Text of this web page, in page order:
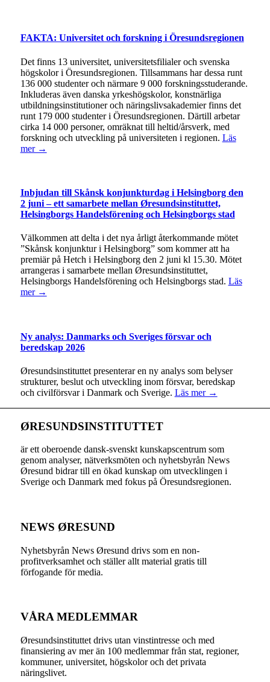
FAKTA: Universitet och forskning i Öresundsregionen
Det finns 13 universitet, universitetsfilialer och svenska
högskolor i Öresundsregionen. Tillsammans har dessa runt
136 000 studenter och närmare 9 000 forskningsstuderande.
Inkluderas även danska yrkeshögskolor, konstnärliga
utbildningsinstitutioner och näringslivsakademier finns det
runt 179 000 studenter i Öresundsregionen. Därtill arbetar
cirka 14 000 personer, omräknat till heltid/årsverk, med
forskning och utveckling på universiteten i regionen. Läs
mer →
Inbjudan till Skånsk konjunkturdag i Helsingborg den
2 juni – ett samarbete mellan Øresundsinstituttet,
Helsingborgs Handelsförening och Helsingborgs stad
Välkommen att delta i det nya årligt återkommande mötet
”Skånsk konjunktur i Helsingborg” som kommer att ha
premiär på Hetch i Helsingborg den 2 juni kl 15.30. Mötet
arrangeras i samarbete mellan Øresundsinstituttet,
Helsingborgs Handelsförening och Helsingborgs stad. Läs
mer →
Ny analys: Danmarks och Sveriges försvar och
beredskap 2026
Øresundsinstituttet presenterar en ny analys som belyser
strukturer, beslut och utveckling inom försvar, beredskap
och civilförsvar i Danmark och Sverige. Läs mer →
ØRESUNDSINSTITUTTET
är ett oberoende dansk-svenskt kunskapscentrum som
genom analyser, nätverksmöten och nyhetsbyrån News
Øresund bidrar till en ökad kunskap om utvecklingen i
Sverige och Danmark med fokus på Öresundsregionen.
NEWS ØRESUND
Nyhetsbyrån News Øresund drivs som en non-
profitverksamhet och ställer allt material gratis till
förfogande för media.
VÅRA MEDLEMMAR
Øresundsinstituttet drivs utan vinst­intresse och med
finansiering av mer än 100 medlemmar från stat, regioner,
kommuner, universitet, högskolor och det privata
näringslivet.